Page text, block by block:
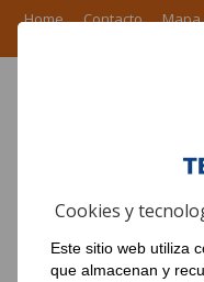
Home Contacto Mapa
Cookies y
Este sitio web utiliza
que almacenan y